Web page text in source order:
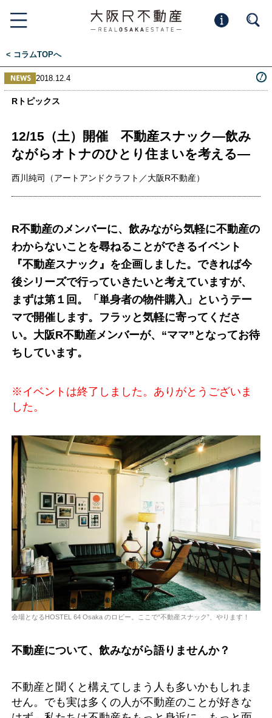
< コラムTOPへ
2018.12.4
Rトピックス
12/15（土）開催 不動産スナック―飲み
ながらオトナのひとり住まいを考える―
西川純司（アートアンドクラフト／大阪R不動産）
R不動産のメンバーに、飲みながら気軽に不動産の
わからないことを尋ねることができるイベント
『不動産スナック』を企画しました。できれば今
後シリーズで行っていきたいと考えていますが、
まずは第１回。「単身者の物件購入」というテー
マで開催します。フラッと気軽に寄ってくださ
い。大阪R不動産メンバーが、“ママ”となってお待
ちしています。
※イベントは終了しました。ありがとうございま
した。
会場となるHOSTEL 64 Osaka のロビー。ここで“不動産スナック”、やります！
不動産について、飲みながら語りませんか？
不動産と聞くと構えてしまう人も多いかもしれま
せん。でも実は多くの人が不動産のことが好きな